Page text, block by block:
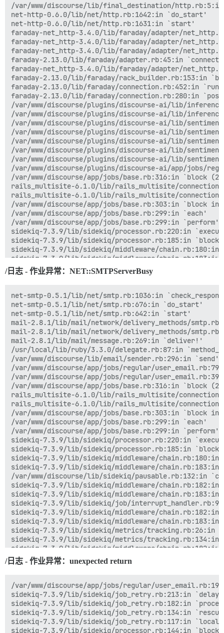
    at a (loader.js:258:1)
    at requireModule (loader.js:24:1)
    at HTMLDocument.<anonymous> (start-app.js:4:15)
    at discourse-boot.js:13:12
Discourse AI：SpamScanner 处理帖子 1520 时出错：
上午 11:19
112
作业异常：{ "error": { "message": "Unsupported
上午 11:19
Sidekiq 内存占用过高（已使用：503.61M），正在重启
下午 1:20
1378
作业异常：208 个错误 地址不能为 nil 或空
/var/www/discourse/lib/final_destination/
net-http-0.6.0/lib/net/http.rb:1642:in `do_start'
net-http-0.6.0/lib/net/http.rb:1631:in `start'
faraday-net_http-3.4.0/lib/faraday/adapter/
faraday-net_http-3.4.0/lib/faraday/adapter/
faraday-net_http-3.4.0/lib/faraday/adapter/
faraday-2.13.0/lib/faraday/adapter.rb:45:in
faraday-net_http-3.4.0/lib/faraday/adapter/
faraday-2.13.0/lib/faraday/rack_builder.rb:153:in
faraday-2.13.0/lib/faraday/connection.rb:452:in
faraday-2.13.0/lib/faraday/connection.rb:280:in
/var/www/discourse/plugins/discourse-ai/lib/
/var/www/discourse/plugins/discourse-ai/lib/
/var/www/discourse/plugins/discourse-ai/lib/
/var/www/discourse/plugins/discourse-ai/lib/
/var/www/discourse/plugins/discourse-ai/lib/
/var/www/discourse/plugins/discourse-ai/lib/
/var/www/discourse/plugins/discourse-ai/lib/
/var/www/discourse/plugins/discourse-ai/app/jobs/
/var/www/discourse/app/jobs/base.rb:316:in `block
rails_multisite-6.1.0/lib/rails_multisite/
rails_multisite-6.1.0/lib/rails_multisite/
/var/www/discourse/app/jobs/base.rb:303:in `block
/var/www/discourse/app/jobs/base.rb:299:in `each'
/var/www/discourse/app/jobs/base.rb:299:in
sidekiq-7.3.9/lib/sidekiq/processor.rb:220:in
sidekiq-7.3.9/lib/sidekiq/processor.rb:185:in
sidekiq-7.3.9/lib/sidekiq/middleware/
sidekiq-7.3.9/lib/sidekiq/middleware/
/var/www/discourse/lib/sidekiq/pausable.rb:132:in
sidekiq-7.3.9/lib/sidekiq/middleware/
sidekiq-7.3.9/lib/sidekiq/job/
sidekiq-7.3.9/lib/sidekiq/middleware/
sidekiq-7.3.9/lib/sidekiq/middleware/
sidekiq-7.3.9/lib/sidekiq/metrics/
sidekiq-7.3.9/lib/sidekiq/metrics/
sidekiq-7.3.9/lib/sidekiq/middleware/
sidekiq-7.3.9/lib/sidekiq/middleware/
sidekiq-7.3.9/lib/sidekiq/processor.rb:184:in
sidekiq-7.3.9/lib/sidekiq/processor.rb:145:in
sidekiq-7.3.9/lib/sidekiq/job_retry.rb:118:in
sidekiq-7.3.9/lib/sidekiq/processor.rb:144:in
sidekiq-7.3.9/lib/sidekiq/config.rb:39:in `block in
sidekiq-7.3.9/lib/sidekiq/processor.rb:139:in
sidekiq-7.3.9/lib/sidekiq/processor.rb:281:in
sidekiq-7.3.9/lib/sidekiq/processor.rb:134:in
sidekiq-7.3.9/lib/sidekiq/job_logger.rb:15:in
sidekiq-7.3.9/lib/sidekiq/processor.rb:133:in
sidekiq-7.3.9/lib/sidekiq/job_retry.rb:85:in
sidekiq-7.3.9/lib/sidekiq/processor.rb:132:in
sidekiq-7.3.9/lib/sidekiq/job_logger.rb:40:in
sidekiq-7.3.9/lib/sidekiq/processor.rb:131:in
sidekiq-7.3.9/lib/sidekiq/processor.rb:183:in
sidekiq-7.3.9/lib/sidekiq/processor.rb:182:in
sidekiq-7.3.9/lib/sidekiq/processor.rb:182:in
sidekiq-7.3.9/lib/sidekiq/processor.rb:181:in
sidekiq-7.3.9/lib/sidekiq/processor.rb:181:in
sidekiq-7.3.9/lib/sidekiq/processor.rb:86:in
sidekiq-7.3.9/lib/sidekiq/processor.rb:76:in `run'
sidekiq-7.3.9/lib/sidekiq/component.rb:10:in
/日志 - 作业异常：NET::SMTPServerBusy
net-smtp-0.5.1/lib/net/smtp.rb:1036:in
net-smtp-0.5.1/lib/net/smtp.rb:676:in `do_start'
net-smtp-0.5.1/lib/net/smtp.rb:642:in `start'
mail-2.8.1/lib/mail/network/delivery_methods/
mail-2.8.1/lib/mail/network/delivery_methods/
mail-2.8.1/lib/mail/message.rb:269:in `deliver!'
/usr/local/lib/ruby/3.3.0/delegate.rb:87:in
/var/www/discourse/lib/email/sender.rb:296:in
/var/www/discourse/app/jobs/regular/
/var/www/discourse/app/jobs/regular/
/var/www/discourse/app/jobs/base.rb:316:in `block
rails_multisite-6.1.0/lib/rails_multisite/
rails_multisite-6.1.0/lib/rails_multisite/
/var/www/discourse/app/jobs/base.rb:303:in `block
/var/www/discourse/app/jobs/base.rb:299:in `each'
/var/www/discourse/app/jobs/base.rb:299:in
sidekiq-7.3.9/lib/sidekiq/processor.rb:220:in
sidekiq-7.3.9/lib/sidekiq/processor.rb:185:in
sidekiq-7.3.9/lib/sidekiq/middleware/
sidekiq-7.3.9/lib/sidekiq/middleware/
/var/www/discourse/lib/sidekiq/pausable.rb:132:in
sidekiq-7.3.9/lib/sidekiq/middleware/
sidekiq-7.3.9/lib/sidekiq/middleware/
sidekiq-7.3.9/lib/sidekiq/job/
sidekiq-7.3.9/lib/sidekiq/middleware/
sidekiq-7.3.9/lib/sidekiq/middleware/
sidekiq-7.3.9/lib/sidekiq/metrics/
sidekiq-7.3.9/lib/sidekiq/metrics/
sidekiq-7.3.9/lib/sidekiq/middleware/
sidekiq-7.3.9/lib/sidekiq/middleware/
sidekiq-7.3.9/lib/sidekiq/processor.rb:184:in
sidekiq-7.3.9/lib/sidekiq/job_retry.rb:118:in
sidekiq-7.3.9/lib/sidekiq/processor.rb:144:in
sidekiq-7.3.9/lib/sidekiq/config.rb:39:in `block in
sidekiq-7.3.9/lib/sidekiq/processor.rb:139:in
sidekiq-7.3.9/lib/sidekiq/processor.rb:281:in
sidekiq-7.3.9/lib/sidekiq/processor.rb:134:in
/日志 - 作业异常：unexpected return
/var/www/discourse/app/jobs/regular/
sidekiq-7.3.9/lib/sidekiq/job_retry.rb:213:in
sidekiq-7.3.9/lib/sidekiq/job_retry.rb:182:in
sidekiq-7.3.9/lib/sidekiq/job_retry.rb:134:in
sidekiq-7.3.9/lib/sidekiq/job_retry.rb:117:in
sidekiq-7.3.9/lib/sidekiq/processor.rb:144:in